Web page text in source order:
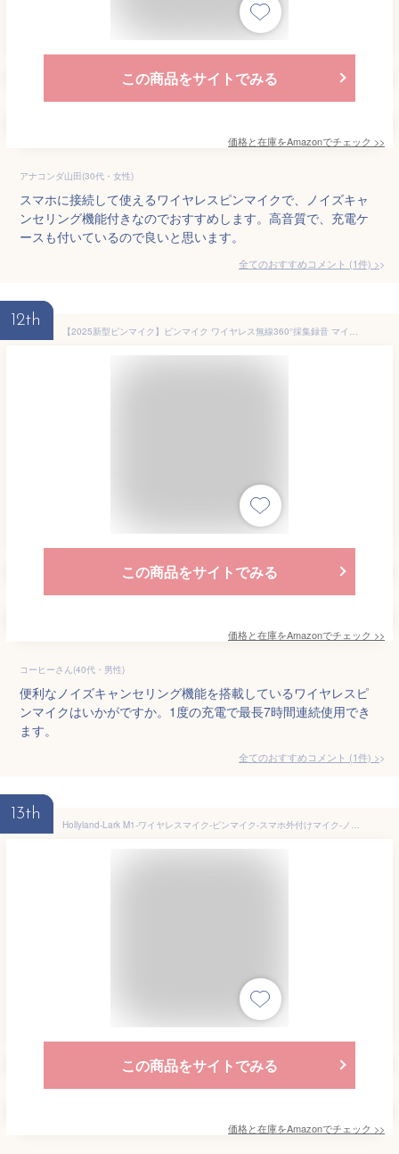
この商品をサイトでみる
価格と在庫をAmazonでチェック >>
アナコンダ山田(30代・女性)
スマホに接続して使えるワイヤレスピンマイクで、ノイズキャ
ンセリング機能付きなのでおすすめします。高音質で、充電ケ
ースも付いているので良いと思います。
全てのおすすめコメント (1件) >
12th
【2025新型ピンマイク】ピンマイク ワイヤレス無線360°採集録音 マイクピンマイク スマホマイク瞬時接続 ノイズキャンセリング3 in1受信端末 2人同時使用 スマホPC 3.5mm対応超ミニクリッププラグ&再生アプリ撮影不要 TikTok取材ライブ 撮影用Vlog動画 配信に適しています
この商品をサイトでみる
価格と在庫をAmazonでチェック >>
コーヒーさん(40代・男性)
便利なノイズキャンセリング機能を搭載しているワイヤレスピ
ンマイクはいかがですか。1度の充電で最長7時間連続使用でき
ます。
全てのおすすめコメント (1件) >
13th
Hollyland-Lark M1-ワイヤレスマイク-ピンマイク-スマホ外付けマイク-ノイズキャンセリング-ビデオカメラマイク-200M伝送距離-8時間連続収音
この商品をサイトでみる
価格と在庫をAmazonでチェック >>